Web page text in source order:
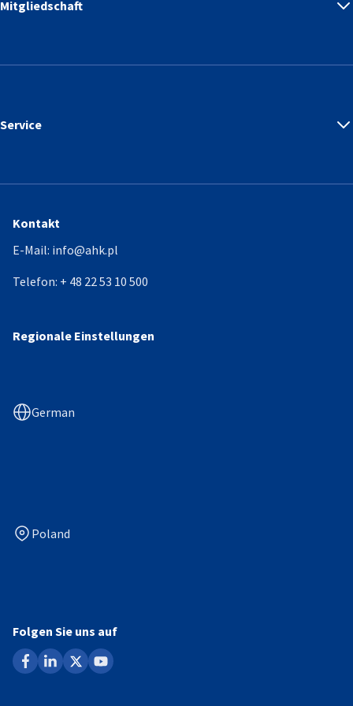
Mitgliedschaft
Service
Kontakt
E-Mail: info@ahk.pl
Telefon: + 48 22 53 10 500
Regionale Einstellungen
German
Poland
Folgen Sie uns auf
facebook
linkedin
x youtube